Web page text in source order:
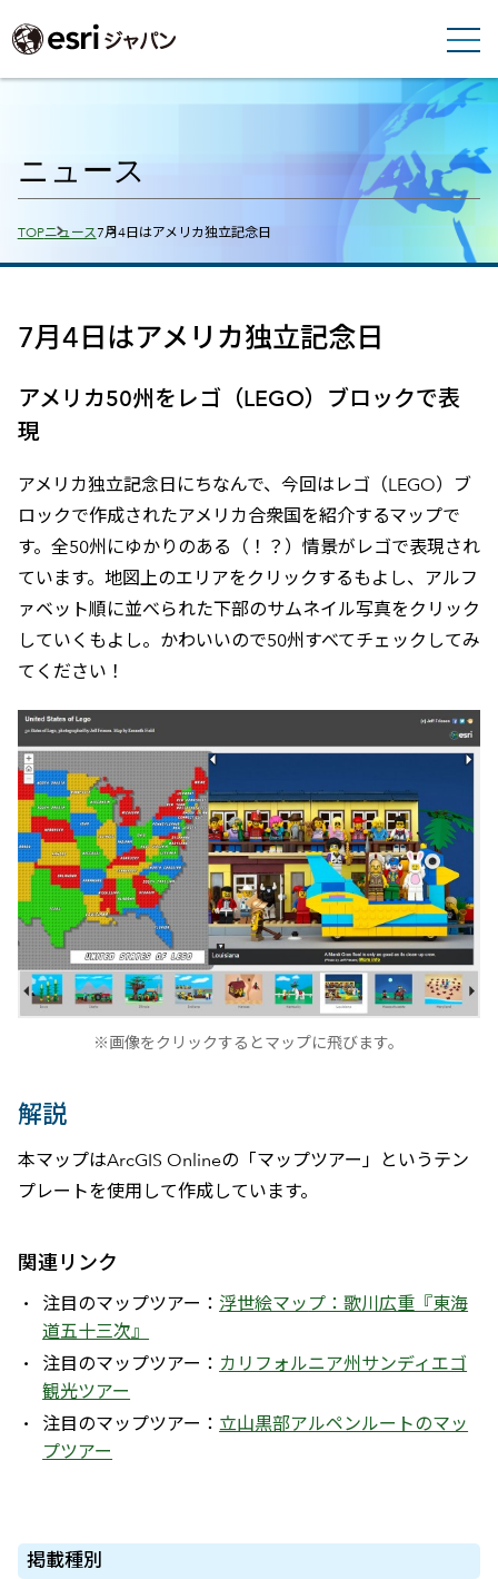
ニュース
Breadcrumbs
TOPニュース7月4日はアメリカ独立記念日
7月4日はアメリカ独立記念日
アメリカ50州をレゴ（LEGO）ブロックで表
現
アメリカ独立記念日にちなんで、今回はレゴ（LEGO）ブ
ロックで作成されたアメリカ合衆国を紹介するマップで
す。全50州にゆかりのある（！？）情景がレゴで表現され
ています。地図上のエリアをクリックするもよし、アルフ
ァベット順に並べられた下部のサムネイル写真をクリック
していくもよし。かわいいので50州すべてチェックしてみ
てください！
※画像をクリックするとマップに飛びます。
解説
本マップはArcGIS Onlineの「マップツアー」というテン
プレートを使用して作成しています。
関連リンク
注目のマップツアー： 浮世絵マッ プ：歌川広重『東海
道五十三次』
注目のマップツアー： カリフォルニア州サンディエゴ
観光ツアー
注目のマップツアー：立山黒部アルペンルートのマッ
プツアー
掲載種別